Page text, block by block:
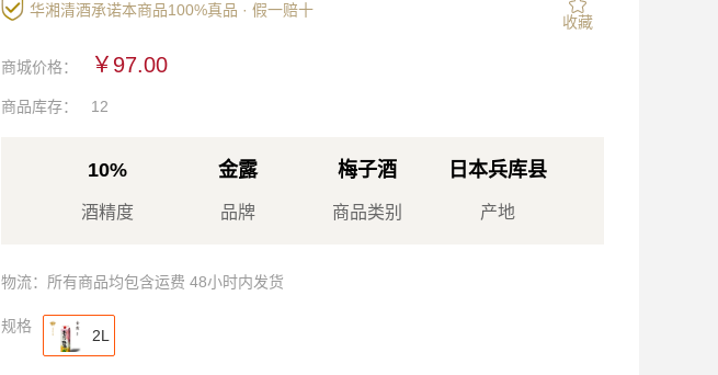
华湘清酒承诺本商品100%真品 · 假一赔十
收藏
商城价格： ￥97.00
商品库存： 12
10%
酒精度
金露
品牌
梅子酒
商品类别
日本兵库县
产地
物流：所有商品均包含运费 48小时内发货
规格
2L